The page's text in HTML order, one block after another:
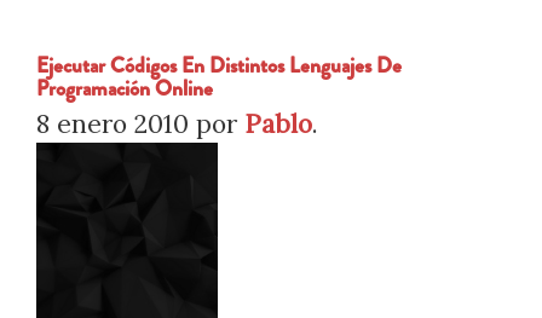
Ejecutar Códigos En Distintos Lenguajes De
Programación Online
8 enero 2010 por Pablo.